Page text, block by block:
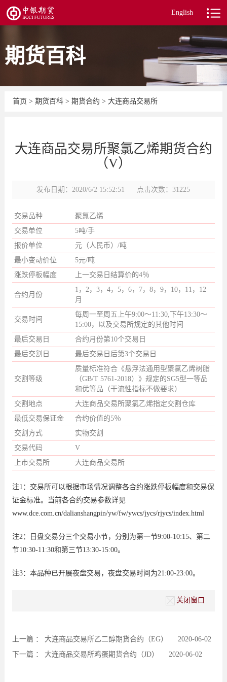
English
期货百科
首页 > 期货百科 > 期货合约 > 大连商品交易所
大连商品交易所聚氯乙烯期货合约
（V）
发布日期：2020/6/2 15:52:51 点击次数：31225
交易品种
聚氯乙烯
交易单位
5吨/手
报价单位
元（人民币）/吨
最小变动价位
5元/吨
涨跌停板幅度
上一交易日结算价的4％
合约月份
1，2，3，4，5，6，7，8，9，10，11，12
月
交易时间
每周一至周五上午9:00～11:30,下午13:30～
15:00，以及交易所规定的其他时间
最后交易日
合约月份第10个交易日
最后交割日
最后交易日后第3个交易日
交割等级
质量标准符合《悬浮法通用型聚氯乙烯树脂
（GB/T 5761-2018）》规定的SG5型一等品
和优等品（干流性指标不做要求）
交割地点
大连商品交易所聚氯乙烯指定交割仓库
最低交易保证金
合约价值的5％
交割方式
实物交割
交易代码
V
上市交易所
大连商品交易所
注1：交易所可以根据市场情况调整各合约涨跌停板幅度和交易保
证金标准。当前各合约交易参数详见
www.dce.com.cn/dalianshangpin/yw/fw/ywcs/jycs/rjycs/index.html
注2：日盘交易分三个交易小节，分别为第一节9:00-10:15、第二
节10:30-11:30和第三节13:30-15:00。
注3：本品种已开展夜盘交易，夜盘交易时间为21:00-23:00。
关闭窗口
上一篇 ： 大连商品交易所乙二醇期货合约（EG）
2020-06-02
下一篇 ： 大连商品交易所鸡蛋期货合约（JD） 2020-06-02